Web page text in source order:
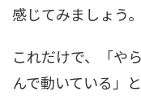
感じてみましょう。
これだけで、「や
んで動いている」